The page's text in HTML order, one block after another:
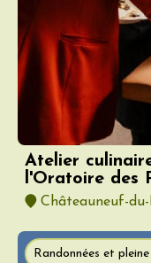
Atelier
l'Oratoire des
Châteauneuf-du-
Randonnées et